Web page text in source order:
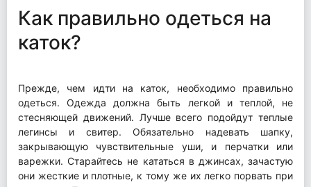
Как правильно одеться на
каток?
Прежде, чем идти на каток, необходимо правильно
одеться. Одежда должна быть легкой и теплой, не
стесняющей движений. Лучше всего подойдут теплые
легинсы и свитер. Обязательно надевать шапку,
закрывающую чувствительные уши, и перчатки или
варежки. Старайтесь не кататься в джинсах, зачастую
они жесткие и плотные, к тому же их легко порвать при